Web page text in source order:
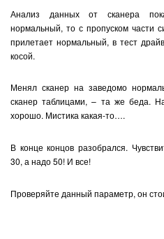
Анализ данных от сканера
нормальный, то с пропуском части
прилетает нормальный, в тест
косой.
Менял сканер на заведомо
сканер таблицами, – та же беда.
хорошо. Мистика какая-то….
В конце концов разобрался.
30, а надо 50! И все!
Проверяйте данный параметр, он